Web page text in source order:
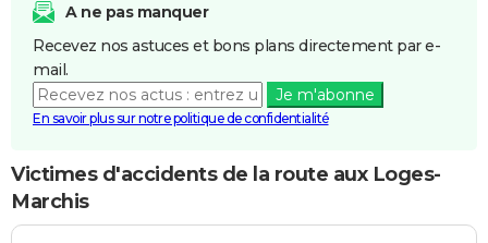
A ne pas manquer
Recevez nos astuces et bons plans directement par e-
mail.
Je m'abonne
En savoir plus sur notre politique de confidentialité
Victimes d'accidents de la route aux Loges-
Marchis